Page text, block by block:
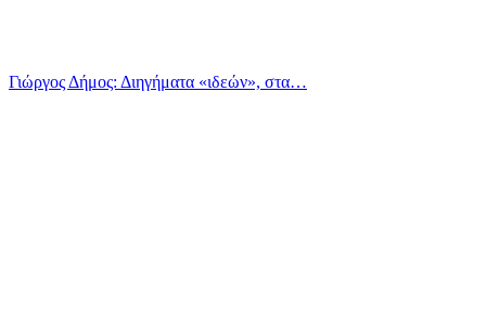
Γιώργος Δήμος: Διηγήματα «ιδεών», στα…